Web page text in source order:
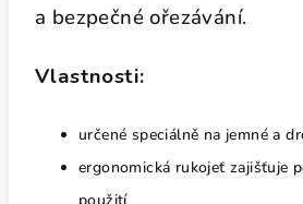
a bezpečné ořezávání.
Vlastnosti:
určené speciálně na jemné a
ergonomická rukojeť zajišťuje